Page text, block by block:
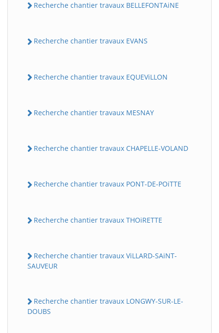
Recherche chantier travaux BELLEFONTAiNE
Recherche chantier travaux EVANS
Recherche chantier travaux EQUEViLLON
Recherche chantier travaux MESNAY
Recherche chantier travaux CHAPELLE-VOLAND
Recherche chantier travaux PONT-DE-POiTTE
Recherche chantier travaux THOiRETTE
Recherche chantier travaux ViLLARD-SAiNT-
SAUVEUR
Recherche chantier travaux LONGWY-SUR-LE-
DOUBS